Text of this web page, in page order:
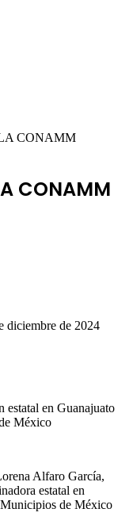
CONAMM
CONAMM
diciembre de 2024
estatal en Guanajuato
México
Alfaro García,
estatal en
de México